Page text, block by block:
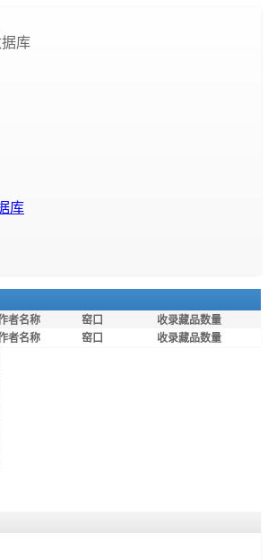
库
库
者名称 窑口
收录藏品数量
者名称 窑口 收录藏品数量